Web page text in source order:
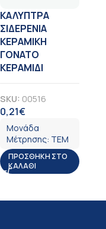
ΚΑΛΥΠΤΡΑ
ΣΙΔΕΡΕΝΙΑ
ΚΕΡΑΜΙΚΗ
ΓΟΝΑΤΟ
ΚΕΡΑΜΙΔΙ
SKU: 00516
0,21€
Μονάδα
Μέτρησης: ΤΕΜ
ΠΡΟΣΘΉΚΗ ΣΤΟ
ΚΑΛΆΘΙ